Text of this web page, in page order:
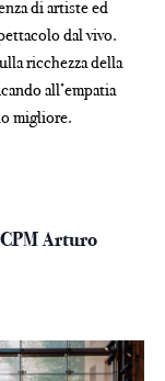
di artiste ed
dal vivo.
ricchezza della
all’empatia
migliore.
Arturo